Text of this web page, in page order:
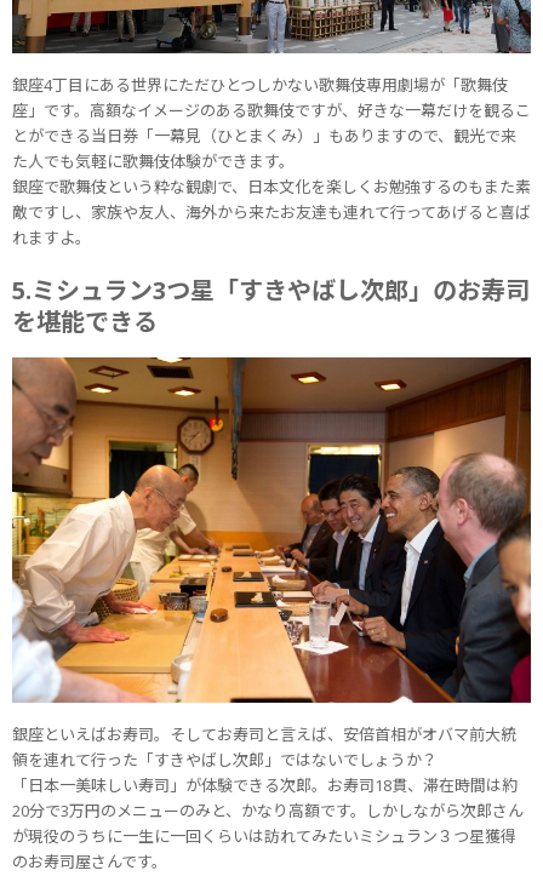
銀座4丁目にある世界にただひとつしかない歌舞伎専用劇場が「歌舞伎
座」です。高額なイメージのある歌舞伎ですが、好きな一幕だけを観るこ
とができる当日券「一幕見（ひとまくみ）」もありますので、観光で来
た人でも気軽に歌舞伎体験ができます。
銀座で歌舞伎という粋な観劇で、日本文化を楽しくお勉強するのもまた素
敵ですし、家族や友人、海外から来たお友達も連れて行ってあげると喜ば
れますよ。
5.ミシュラン3つ星「すきやばし次郎」のお寿司
を堪能できる
銀座といえばお寿司。そしてお寿司と言えば、安倍首相がオバマ前大統
領を連れて行った「すきやばし次郎」ではないでしょうか？
「日本一美味しい寿司」が体験できる次郎。お寿司18貫、滞在時間は約
20分で3万円のメニューのみと、かなり高額です。しかしながら次郎さん
が現役のうちに一生に一回くらいは訪れてみたいミシュラン３つ星獲得
のお寿司屋さんです。